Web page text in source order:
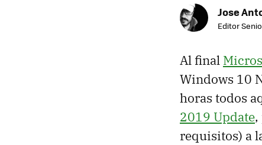
Jose
Editor
Al final
Windows 10
horas todos
2019 Update,
requisitos) a